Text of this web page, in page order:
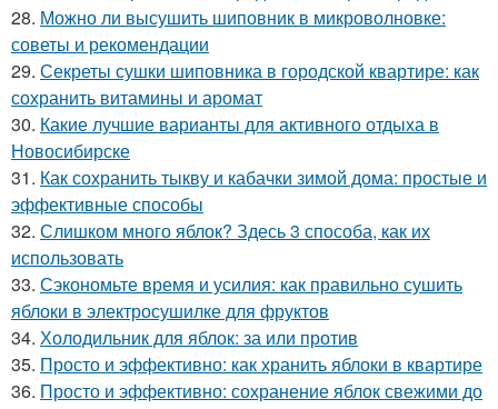
28. Можно ли высушить шиповник в микроволновке:
советы и рекомендации
29. Секреты сушки шиповника в городской квартире: как
сохранить витамины и аромат
30. Какие лучшие варианты для активного отдыха в
Новосибирске
31. Как сохранить тыкву и кабачки зимой дома: простые и
эффективные способы
32. Слишком много яблок? Здесь 3 способа, как их
использовать
33. Сэкономьте время и усилия: как правильно сушить
яблоки в электросушилке для фруктов
34. Холодильник для яблок: за или против
35. Просто и эффективно: как хранить яблоки в квартире
36. Просто и эффективно: сохранение яблок свежими до